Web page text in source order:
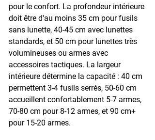
pour le confort. La profondeur intérieure
doit être d'au moins 35 cm pour fusils
sans lunette, 40-45 cm avec lunettes
standards, et 50 cm pour lunettes très
volumineuses ou armes avec
accessoires tactiques. La largeur
intérieure détermine la capacité : 40 cm
permettent 3-4 fusils serrés, 50-60 cm
accueillent confortablement 5-7 armes,
70-80 cm pour 8-12 armes, et 90 cm+
pour 15-20 armes.